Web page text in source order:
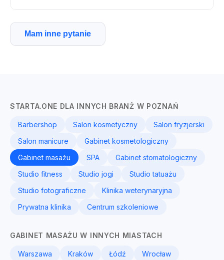
Mam inne pytanie
STARTA.ONE DLA INNYCH BRANŻ W POZNAŃ
Barbershop Salon kosmetyczny
Salon fryzjerski
Salon manicure
Gabinet kosmetologiczny
Gabinet masażu
SPA
Gabinet stomatologiczny
Studio fitness
Studio jogi
Studio tatuażu
Studio fotograficzne
Klinika weterynaryjna
Prywatna klinika
Centrum szkoleniowe
GABINET MASAŻU W INNYCH MIASTACH
Warszawa Kraków Łódź
Wrocław